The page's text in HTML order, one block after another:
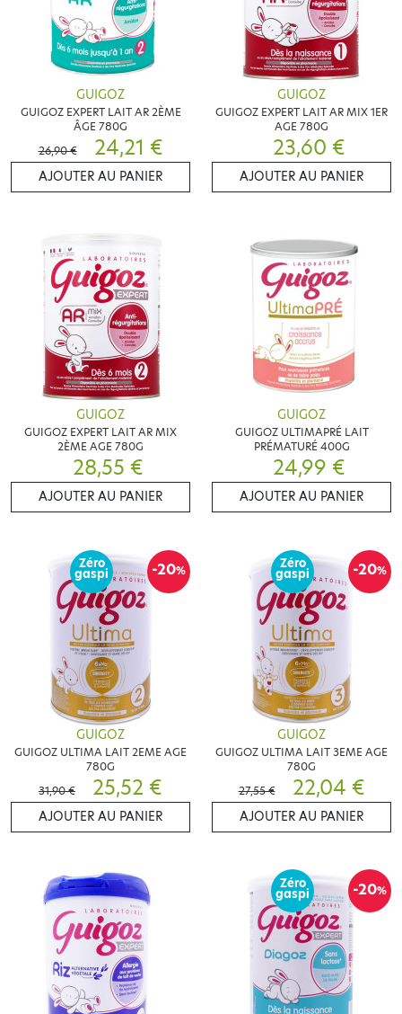
GUIGOZ
GUIGOZ EXPERT LAIT AR 2ÈME
ÂGE 780G
26,90 €
24,21 €
AJOUTER AU PANIER
GUIGOZ
GUIGOZ EXPERT LAIT AR MIX 1ER
AGE 780G
23,60 €
AJOUTER AU PANIER
GUIGOZ
GUIGOZ EXPERT LAIT AR MIX
2ÈME AGE 780G
28,55 €
AJOUTER AU PANIER
GUIGOZ
GUIGOZ ULTIMAPRÉ LAIT
PRÉMATURÉ 400G
24,99 €
AJOUTER AU PANIER
-20%
Zéro
gaspi
GUIGOZ
GUIGOZ ULTIMA LAIT 2EME AGE
780G
31,90 €
25,52 €
AJOUTER AU PANIER
-20%
Zéro
gaspi
GUIGOZ
GUIGOZ ULTIMA LAIT 3EME AGE
780G
27,55 €
22,04 €
AJOUTER AU PANIER
-20%
Zéro
gaspi